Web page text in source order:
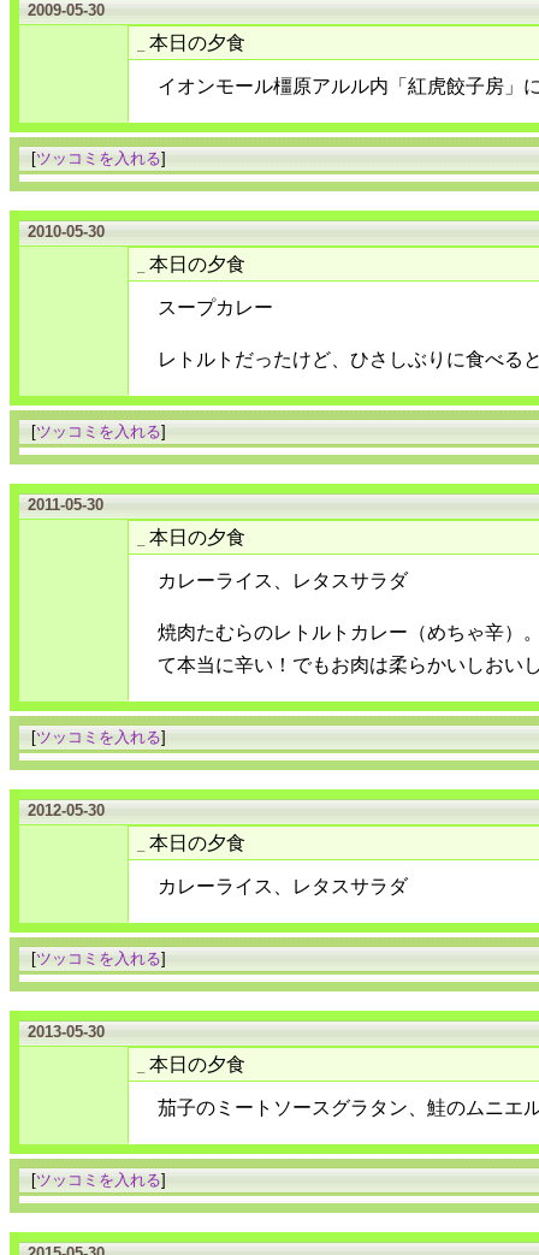
2009-05-30
本日の夕食
イオンモール橿原アルル内「紅虎餃子房」
[ツッコミを入れる]
2010-05-30
本日の夕食
スープカレー
レトルトだったけど、ひさしぶりに食べる
[ツッコミを入れる]
2011-05-30
本日の夕食
カレーライス、レタスサラダ
焼肉たむらのレトルトカレー（めちゃ辛）
て本当に辛い！でもお肉は柔らかいしおい
[ツッコミを入れる]
2012-05-30
本日の夕食
カレーライス、レタスサラダ
[ツッコミを入れる]
2013-05-30
本日の夕食
茄子のミートソースグラタン、鮭のムニエ
[ツッコミを入れる]